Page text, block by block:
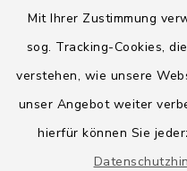
Mit Ihrer Zustimmung
sog. Tracking-Cookies,
verstehen, wie unsere
unser Angebot weiter
hierfür können Sie
Quicklinks
Amt Boostedt-
Amtsbroschüre